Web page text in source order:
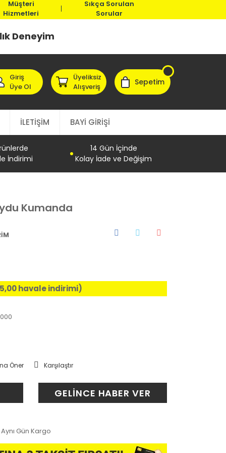
Müşteri
Hizmetleri
Sıkça Sorulan
Sorular
Deneyim
Giriş
Üye Ol
Üyeliksiz
Alışveriş
Sepetim
İLETİŞİM BAYİ GİRİŞİ
İndirimi
14 Gün İçinde
Kolay İade ve Değişim
Kumanda
havale indirimi)
Öner Karşılaştır
GELİNCE HABER VER
Aynı Gün Kargo